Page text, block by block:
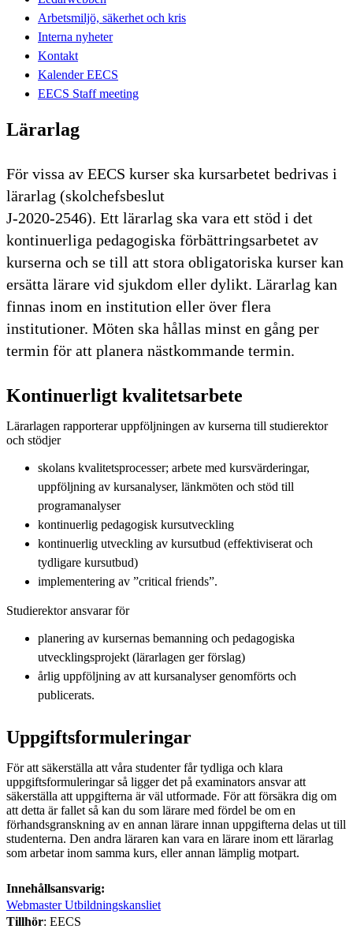
Arbetsmiljö, säkerhet och kris
Interna nyheter
Kontakt
Kalender EECS
EECS Staff meeting
Lärarlag
För vissa av EECS kurser ska kursarbetet bedrivas i
lärarlag (skolchefsbeslut
J-2020-2546). Ett lärarlag ska vara ett stöd i det
kontinuerliga pedagogiska förbättringsarbetet av
kurserna och se till att stora obligatoriska kurser kan
ersätta lärare vid sjukdom eller dylikt. Lärarlag kan
finnas inom en institution eller över flera
institutioner. Möten ska hållas minst en gång per
termin för att planera nästkommande termin.
Kontinuerligt kvalitetsarbete
Lärarlagen rapporterar uppföljningen av kurserna till studierektor
och stödjer
skolans kvalitetsprocesser; arbete med kursvärderingar,
uppföljning av kursanalyser, länkmöten och stöd till
programanalyser
kontinuerlig pedagogisk kursutveckling
kontinuerlig utveckling av kursutbud (effektiviserat och
tydligare kursutbud)
implementering av ”critical friends”.
Studierektor ansvarar för
planering av kursernas bemanning och pedagogiska
utvecklingsprojekt (lärarlagen ger förslag)
årlig uppföljning av att kursanalyser genomförts och
publicerats.
Uppgiftsformuleringar
För att säkerställa att våra studenter får tydliga och klara
uppgiftsformuleringar så ligger det på examinators ansvar att
säkerställa att uppgifterna är väl utformade. För att försäkra dig om
att detta är fallet så kan du som lärare med fördel be om en
förhandsgranskning av en annan lärare innan uppgifterna delas ut till
studenterna. Den andra läraren kan vara en lärare inom ett lärarlag
som arbetar inom samma kurs, eller annan lämplig motpart.
Innehållsansvarig:
Webmaster Utbildningskansliet
Tillhör: EECS